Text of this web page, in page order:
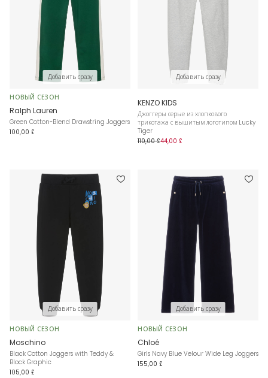
Добавить сразу
НОВЫЙ СЕЗОН
Ralph Lauren
Green Cotton-Blend Drawstring Joggers
100,00 £
Добавить сразу
KENZO KIDS
Джоггеры серые из хлопкового
трикотажа с вышитым логотипом Lucky
Tiger
110,00 £44,00 £
Добавить сразу
НОВЫЙ СЕЗОН
Moschino
Black Cotton Joggers with Teddy &
Block Graphic
105,00 £
Добавить сразу
НОВЫЙ СЕЗОН
Chloé
Girls Navy Blue Velour Wide Leg Joggers
155,00 £